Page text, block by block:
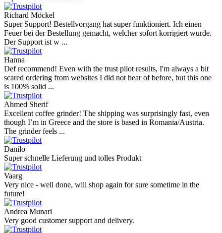
Richard Möckel
Super Support! Bestellvorgang hat super funktioniert. Ich einen
Feuer bei der Bestellung gemacht, welcher sofort korrigiert wurde.
Der Support ist w ...
Hanna
Def recommend! Even with the trust pilot results, I'm always a bit
scared ordering from websites I did not hear of before, but this one
is 100% solid ...
Ahmed Sherif
Excellent coffee grinder! The shipping was surprisingly fast, even
though I’m in Greece and the store is based in Romania/Austria.
The grinder feels ...
Danilo
Super schnelle Lieferung und tolles Produkt
Vaarg
Very nice - well done, will shop again for sure sometime in the
future!
Andrea Munari
Very good customer support and delivery.